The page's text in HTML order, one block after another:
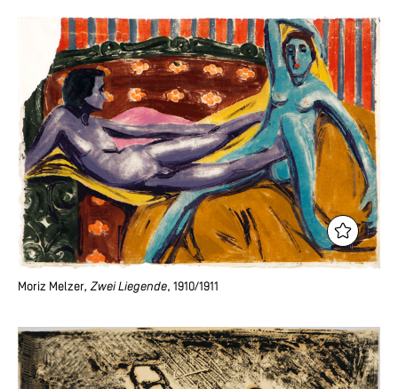
Moriz Melzer, Zwei Liegende, 1910/1911